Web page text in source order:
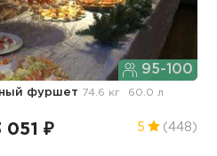
95-100
фуршет 74.6 кг 60.0 л
051 ₽ 5 (448)